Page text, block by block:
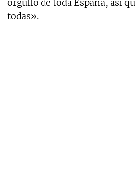
orgullo de toda España, así
todas».